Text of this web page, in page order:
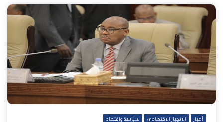
أخبار الانهيار الاقتصادي سياسة وإقتصاد